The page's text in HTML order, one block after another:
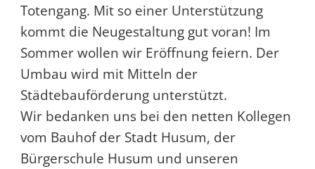
Totengang. Mit so einer Unterstützung
kommt die Neugestaltung gut voran! Im
Sommer wollen wir Eröffnung feiern. Der
Umbau wird mit Mitteln der
Städtebauförderung unterstützt.
Wir bedanken uns bei den netten Kollegen
vom Bauhof der Stadt Husum, der
Bürgerschule Husum und unseren